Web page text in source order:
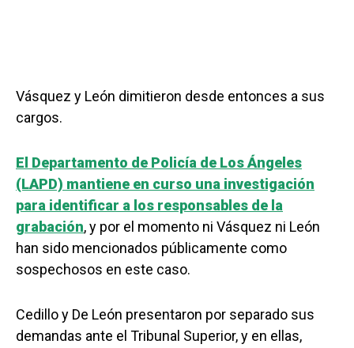
Vásquez y León dimitieron desde entonces a sus
cargos.
El Departamento de Policía de Los Ángeles
(LAPD) mantiene en curso una investigación
para identificar a los responsables de la
grabación, y por el momento ni Vásquez ni León
han sido mencionados públicamente como
sospechosos en este caso.
Cedillo y De León presentaron por separado sus
demandas ante el Tribunal Superior, y en ellas,